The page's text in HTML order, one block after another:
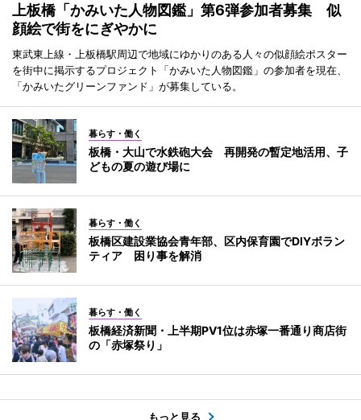
上板橋「かみいた人物図鑑」第6弾参加者募集 似
顔絵で街をにぎやかに
東武東上線・上板橋駅周辺で地域にゆかりのある人々の似顔絵ポスター
を街中に掲示するプロジェクト「かみいた人物図鑑」の参加者を現在、
「かみいたグリーンファンド」が募集している。
暮らす・働く
板橋・大山で水鉄砲大会 再開発の暫定地活用、子
どもの夏の遊び場に
暮らす・働く
板橋区建設業協会青年部、区内保育園でDIYボラン
ティア 困り事を解消
暮らす・働く
板橋経済新聞・上半期PV1位は赤塚一番通り商店街
の「赤塚祭り」
もっと見る